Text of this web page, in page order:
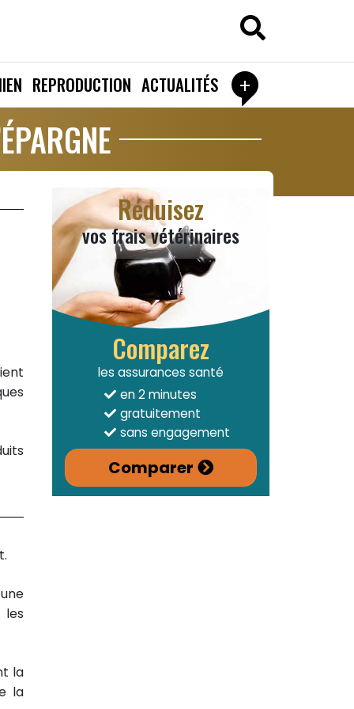
REPRODUCTION ACTUALITÉS +
les
la
la
Réduisez
vos frais vétérinaires
Comparez
les assurances santé
en 2 minutes
gratuitement
sans engagement
Comparer